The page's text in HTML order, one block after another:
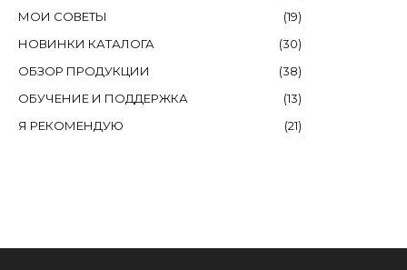
МОИ СОВЕТЫ
(19)
НОВИНКИ КАТАЛОГА
(30)
ОБЗОР ПРОДУКЦИИ
(38)
ОБУЧЕНИЕ И ПОДДЕРЖКА
(13)
Я РЕКОМЕНДУЮ
(21)